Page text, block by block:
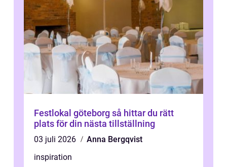
Festlokal göteborg så hittar du rätt
plats för din nästa tillställning
03 juli 2026
Anna Bergqvist
inspiration